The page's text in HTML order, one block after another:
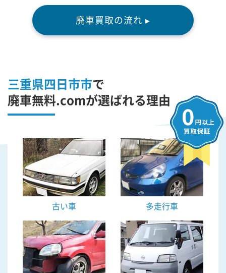
廃車買取の流れ ▸
三重県四日市市で
廃車無料.comが選ばれる理由
古い車 多走行車